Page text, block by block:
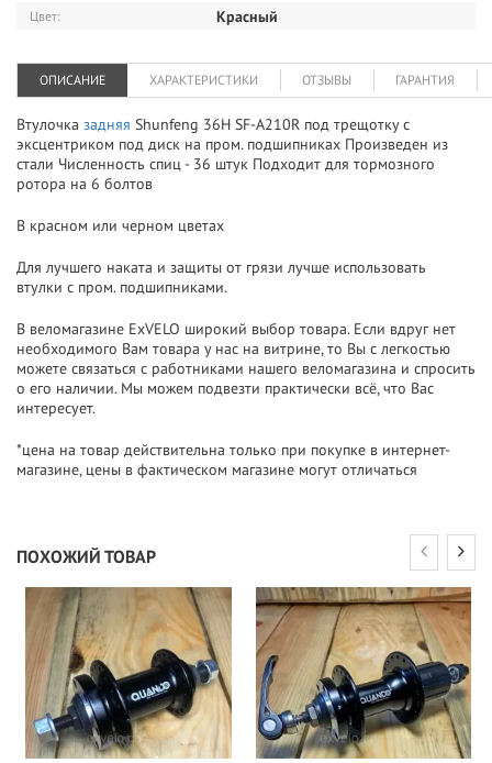
Цвет: Красный
ОПИСАНИЕ ХАРАКТЕРИСТИКИ ОТЗЫВЫ ГАРАНТИЯ
Втулочка задняя Shunfeng 36H SF-A210R под трещотку с
эксцентриком под диск на пром. подшипниках Произведен из
стали Численность спиц - 36 штук Подходит для тормозного
ротора на 6 болтов
В красном или черном цветах
Для лучшего наката и защиты от грязи лучше использовать
втулки с пром. подшипниками.
В веломагазине ExVELO широкий выбор товара. Если вдруг нет
необходимого Вам товара у нас на витрине, то Вы с легкостью
можете связаться с работниками нашего веломагазина и спросить
о его наличии. Мы можем подвезти практически всё, что Вас
интересует.
*цена на товар действительна только при покупке в интернет-
магазине, цены в фактическом магазине могут отличаться
ПОХОЖИЙ ТОВАР